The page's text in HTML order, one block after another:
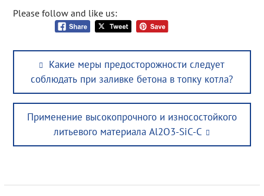
Please follow and like us:
Post
navigationPrevious
post:
Какие меры предосторожности следует
соблюдать при заливке бетона в топку котла?
Next
Применение высокопрочного и износостойкого
литьевого материала Al2O3-SiC-C